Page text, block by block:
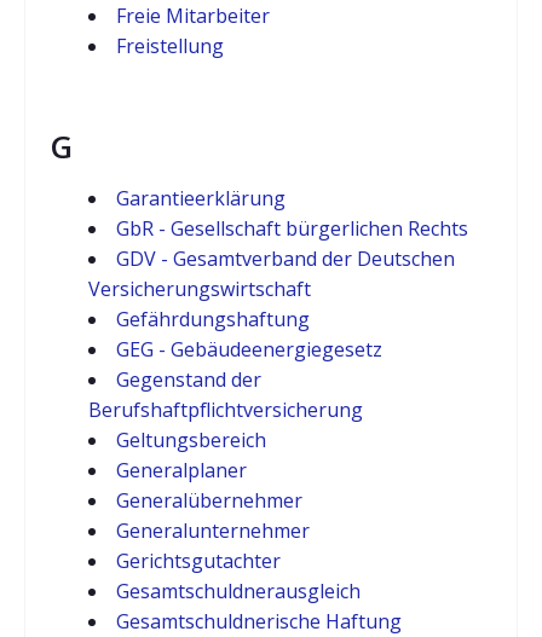
Freie Mitarbeiter
Freistellung
G
Garantieerklärung
GbR - Gesellschaft bürgerlichen Rechts
GDV - Gesamtverband der Deutschen
Versicherungswirtschaft
Gefährdungshaftung
GEG - Gebäudeenergiegesetz
Gegenstand der
Berufshaftpflichtversicherung
Geltungsbereich
Generalplaner
Generalübernehmer
Generalunternehmer
Gerichtsgutachter
Gesamtschuldnerausgleich
Gesamtschuldnerische Haftung